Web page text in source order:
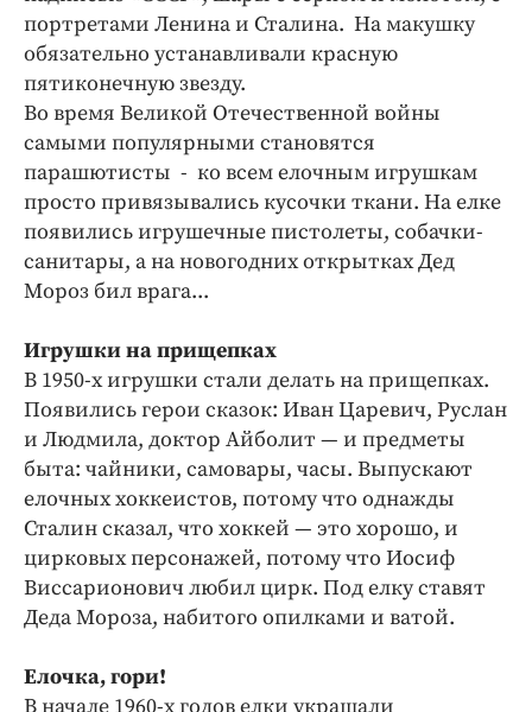
портретами Ленина и Сталина. На макушку
обязательно устанавливали красную
пятиконечную звезду.
Во время Великой Отечественной войны
самыми популярными становятся
парашютисты - ко всем елочным игрушкам
просто привязывались кусочки ткани. На елке
появились игрушечные пистолеты, собачки-
санитары, а на новогодних открытках Дед
Мороз бил врага...
Игрушки на прищепках
В 1950-х игрушки стали делать на прищепках.
Появились герои сказок: Иван Царевич, Руслан
и Людмила, доктор Айболит — и предметы
быта: чайники, самовары, часы. Выпускают
елочных хоккеистов, потому что однажды
Сталин сказал, что хоккей — это хорошо, и
цирковых персонажей, потому что Иосиф
Виссарионович любил цирк. Под елку ставят
Деда Мороза, набитого опилками и ватой.
Елочка, гори!